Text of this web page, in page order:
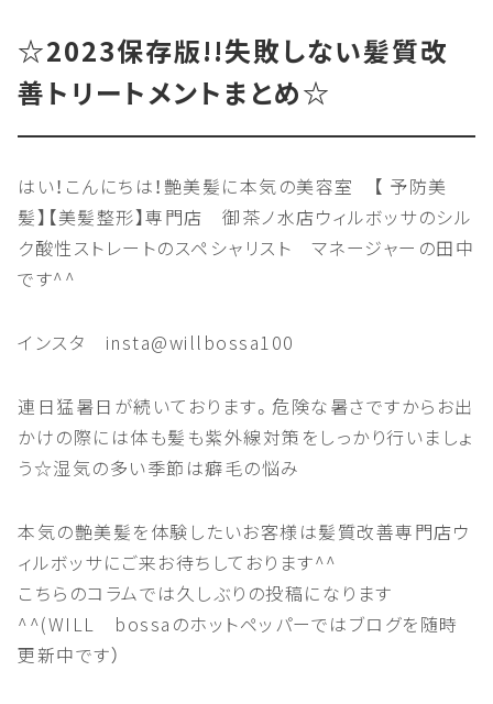
☆2023保存版!!失敗しない髪質改
善トリートメントまとめ☆
はい！こんにちは！艶美髪に本気の美容室 【 予防美
髪】【美髪整形】専門店 御茶ノ水店ウィルボッサのシル
ク酸性ストレートのスペシャリスト マネージャーの田中
です^^
インスタ insta@willbossa100
連日猛暑日が続いております。危険な暑さですからお出
かけの際には体も髪も紫外線対策をしっかり行いましょ
う☆湿気の多い季節は癖毛の悩み
本気の艶美髪を体験したいお客様は髪質改善専門店ウ
ィルボッサにご来お待ちしております^^
こちらのコラムでは久しぶりの投稿になります
^^(WILL bossaのホットペッパーではブログを随時
更新中です）